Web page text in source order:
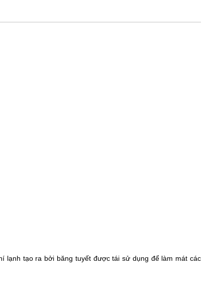
lạnh tạo ra bởi băng tuyết được tái sử dụng để làm mát các